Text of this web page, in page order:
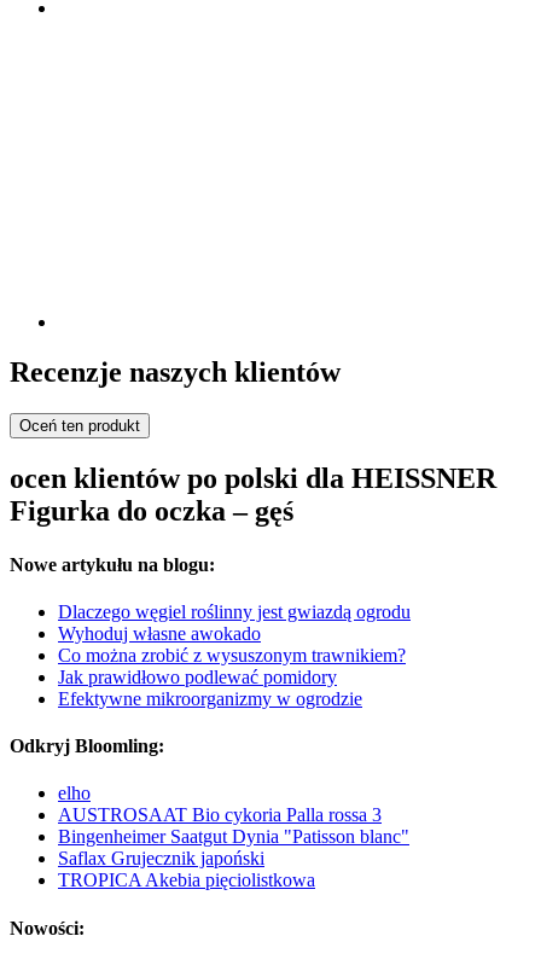
Recenzje naszych klientów
Oceń ten produkt
ocen klientów po polski dla HEISSNER
Figurka do oczka – gęś
Nowe artykułu na blogu:
Dlaczego węgiel roślinny jest gwiazdą ogrodu
Wyhoduj własne awokado
Co można zrobić z wysuszonym trawnikiem?
Jak prawidłowo podlewać pomidory
Efektywne mikroorganizmy w ogrodzie
Odkryj Bloomling:
elho
AUSTROSAAT Bio cykoria Palla rossa 3
Bingenheimer Saatgut Dynia "Patisson blanc"
Saflax Grujecznik japoński
TROPICA Akebia pięciolistkowa
Nowości: